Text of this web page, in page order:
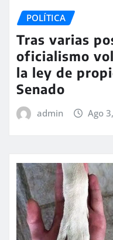
POLÍTICA
Tras varias
oficialismo
la ley de
Senado
admin Ago